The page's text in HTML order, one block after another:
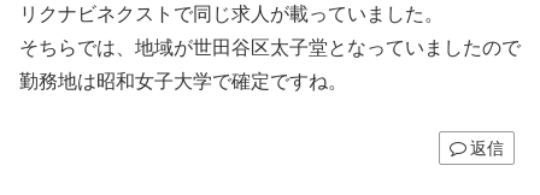
リクナビネクストで同じ求人が載っていました。
そちらでは、地域が世田谷区太子堂となっていましたので
勤務地は昭和女子大学で確定ですね。
返信